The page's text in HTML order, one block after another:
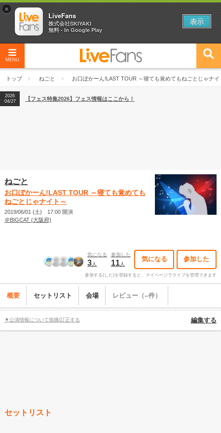
MENU
トップ ねごと お口ぽかーん!LAST TOUR ～寝ても覚めてもねごとじゃナイ
04/27
【フェス特集2026】フェス情報はここから！
2026
07/28
2026
【フェス特集2026】フェス情報はここから！
2026
07/28
【ライブ動員ランキング】2026年上半期編発表！
ねごと
お口ぽかーん!LAST TOUR ～寝ても覚めても
ねごとじゃナイト～
2019/06/01 (土) 17:00 開演
＠BIGCAT (大阪府)
気になる
3人
参加した
11人
気になる 参加した
参加する(した)を登録すると、マイページでライブを管理できます
概要 セットリスト 会場 レビュー（--件）
▼公演情報について指摘/訂正する 編集する
セットリスト
×
LiveFans
株式会社SKIYAKI
無料 - In Google Play
表示